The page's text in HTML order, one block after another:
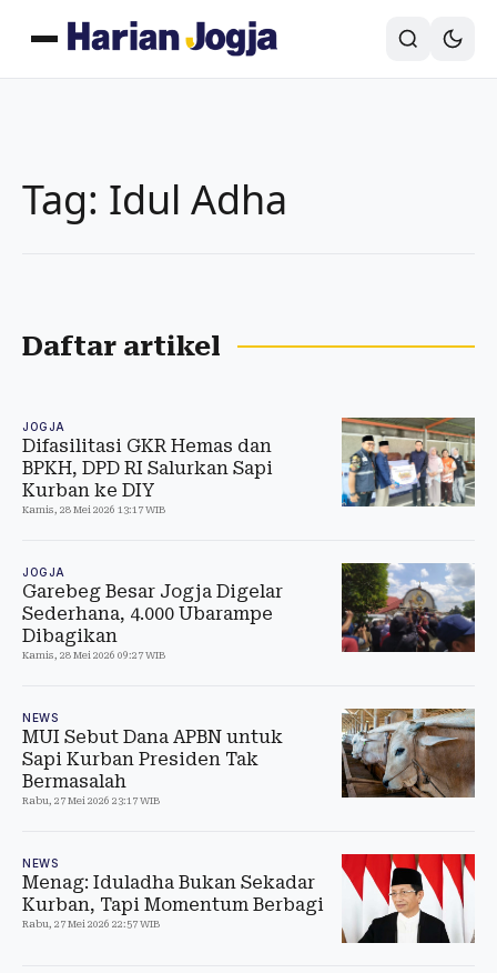
Tag: Idul Adha
Daftar artikel
JOGJA
Difasilitasi GKR Hemas dan
BPKH, DPD RI Salurkan Sapi
Kurban ke DIY
Kamis, 28 Mei 2026 13:17 WIB
JOGJA
Garebeg Besar Jogja Digelar
Sederhana, 4.000 Ubarampe
Dibagikan
Kamis, 28 Mei 2026 09:27 WIB
NEWS
MUI Sebut Dana APBN untuk
Sapi Kurban Presiden Tak
Bermasalah
Rabu, 27 Mei 2026 23:17 WIB
NEWS
Menag: Iduladha Bukan Sekadar
Kurban, Tapi Momentum Berbagi
Rabu, 27 Mei 2026 22:57 WIB